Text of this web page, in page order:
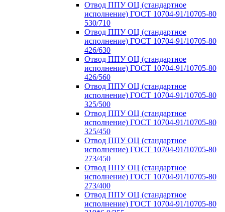
Отвод ППУ ОЦ (стандартное
исполнение) ГОСТ 10704-91/10705-80
530/710
Отвод ППУ ОЦ (стандартное
исполнение) ГОСТ 10704-91/10705-80
426/630
Отвод ППУ ОЦ (стандартное
исполнение) ГОСТ 10704-91/10705-80
426/560
Отвод ППУ ОЦ (стандартное
исполнение) ГОСТ 10704-91/10705-80
325/500
Отвод ППУ ОЦ (стандартное
исполнение) ГОСТ 10704-91/10705-80
325/450
Отвод ППУ ОЦ (стандартное
исполнение) ГОСТ 10704-91/10705-80
273/450
Отвод ППУ ОЦ (стандартное
исполнение) ГОСТ 10704-91/10705-80
273/400
Отвод ППУ ОЦ (стандартное
исполнение) ГОСТ 10704-91/10705-80